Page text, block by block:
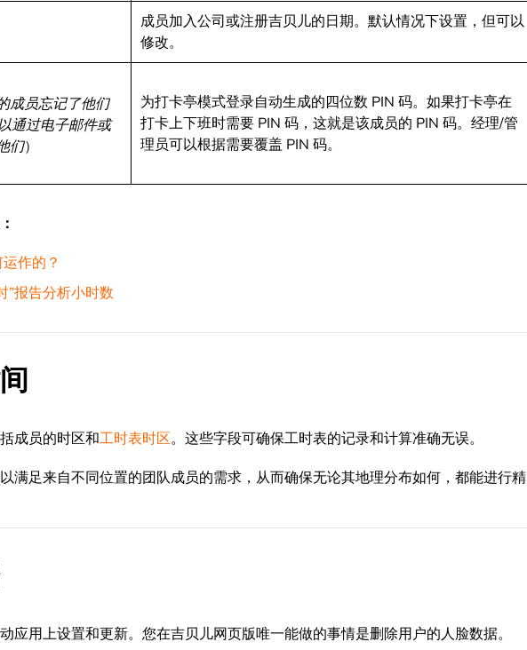
成员加入公司或注册吉贝儿的日期。默认情况下设置，但可以
修改。
成员忘记了他们
通过电子邮件或
们）
为打卡亭模式登录自动生成的四位数 PIN 码。如果打卡亭在
打卡上下班时需要 PIN 码，这就是该成员的 PIN 码。经理/管
理员可以根据需要覆盖 PIN 码。
作的？
”报告分析小时数
成员的时区和工时表时区。这些字段可确保工时表的记录和计算准确无误。
满足来自不同位置的团队成员的需求，从而确保无论其地理分布如何，都能进行精
应用上设置和更新。您在吉贝儿网页版唯一能做的事情是删除用户的人脸数据。